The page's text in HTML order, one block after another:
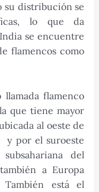
su distribución se
lo que da
se encuentre
flamencos como
flamenco
que tiene mayor
al oeste de
y por el suroeste
del
a Europa
está el